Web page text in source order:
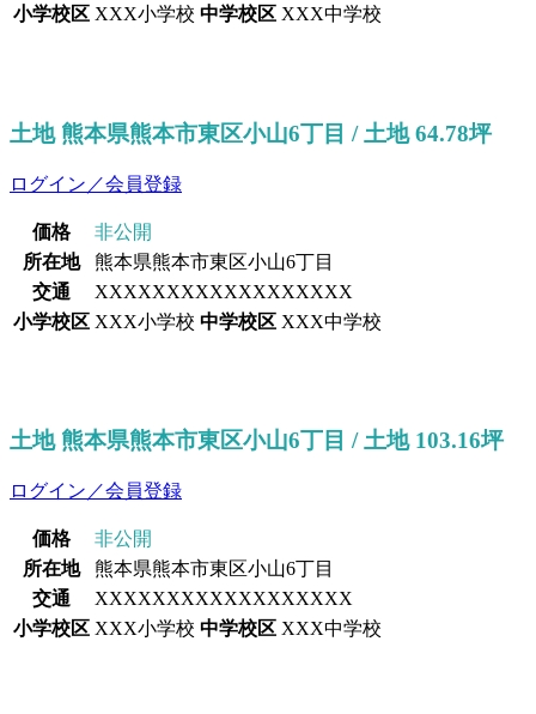
小学校区 XXX小学校 中学校区 XXX中学校
土地 熊本県熊本市東区小山6丁目 / 土地 64.78坪
ログイン／会員登録
価格
非公開
所在地
熊本県熊本市東区小山6丁目
交通
XXXXXXXXXXXXXXXXXX
小学校区 XXX小学校 中学校区 XXX中学校
土地 熊本県熊本市東区小山6丁目 / 土地 103.16坪
ログイン／会員登録
価格
非公開
所在地
熊本県熊本市東区小山6丁目
交通
XXXXXXXXXXXXXXXXXX
小学校区 XXX小学校 中学校区 XXX中学校